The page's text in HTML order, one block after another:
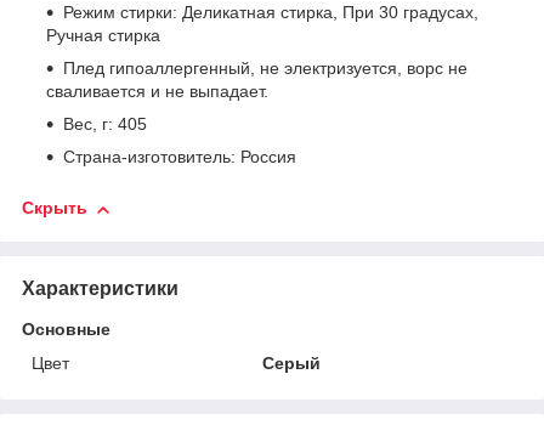
Режим стирки: Деликатная стирка, При 30 градусах,
Ручная стирка
Плед гипоаллергенный, не электризуется, ворс не
сваливается и не выпадает.
Вес, г: 405
Страна-изготовитель: Россия
Скрыть
Характеристики
Основные
Цвет
Серый